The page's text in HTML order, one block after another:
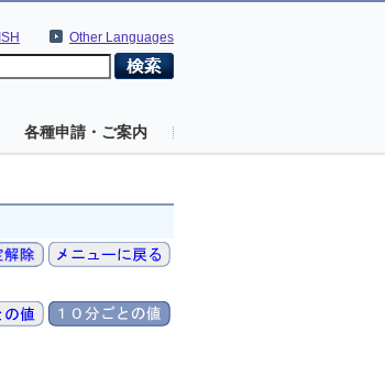
Other Languages
各種申請・ご案内